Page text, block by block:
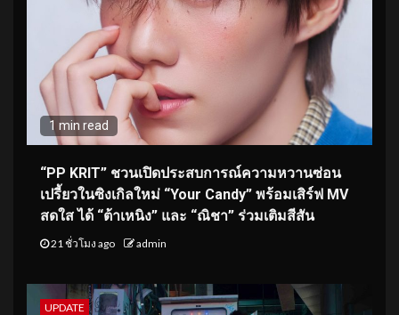
1 min read
“PP KRIT” ชวนเปิดประสบการณ์ความหวานซ่อน
เปรี้ยวในซิงเกิลใหม่ “Your Candy” พร้อมเสิร์ฟ MV
สดใส ได้ “ต้าเหนิง” และ “ณิชา” ร่วมเติมสีสัน
21 ชั่วโมง ago admin
UPDATE